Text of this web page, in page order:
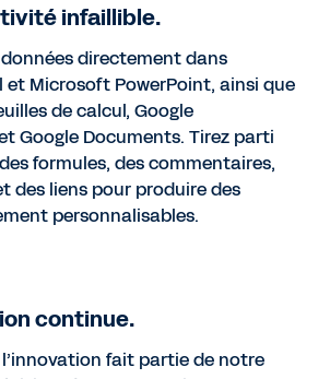
infaillible.
directement dans
et Microsoft PowerPoint, ainsi que
de calcul, Google
Google Documents. Tirez parti
formules, des commentaires,
des liens pour produire des
personnalisables.
continue.
l’innovation fait partie de notre